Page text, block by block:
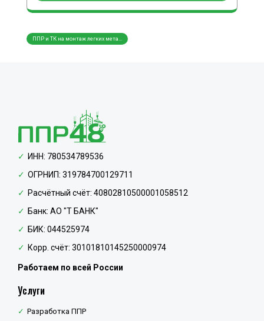
ППР и ТК на монтаж легких мета...
ППР и ТК на монтаж трубопровод...
ИНН: 780534789536
ОГРНИП: 319784700129711
Расчётный счёт: 40802810500001058512
Банк: АО "Т БАНК"
БИК: 044525974
Корр. счёт: 30101810145250000974
Работаем по всей России
Услуги
Разработка ППР